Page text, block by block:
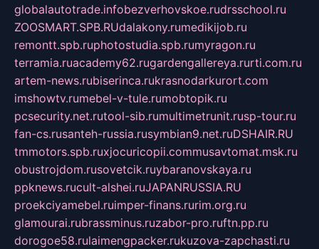
globalautotrade.infobezverhovskoe.rudrsschool.ru
ZOOSMART.SPB.RUdalakony.rumedikijob.ru
remontt.spb.ruphotostudia.spb.rumyragon.ru
terramia.ruacademy62.rugardengallereya.rurti.com.ru
artem-news.rubiserinca.rukrasnodarkurort.com
imshowtv.rumebel-v-tule.rumobtopik.ru
pcsecurity.net.rutool-sib.rumultimetrunit.rusp-tour.ru
fan-cs.rusanteh-russia.rusymbian9.net.ruDSHAIR.RU
tmmotors.spb.ruxjocuricopii.commusavtomat.msk.ru
obustrojdom.rusovetcik.ruybaranovskaya.ru
ppknews.rucult-alshei.ruJAPANRUSSIA.RU
proekciyamebel.ruimper-finans.rurim.org.ru
glamourai.rubrassminus.ruzabor-pro.ruftn.pp.ru
dorogoe58.rulaimengpacker.rukuzova-zapchasti.ru